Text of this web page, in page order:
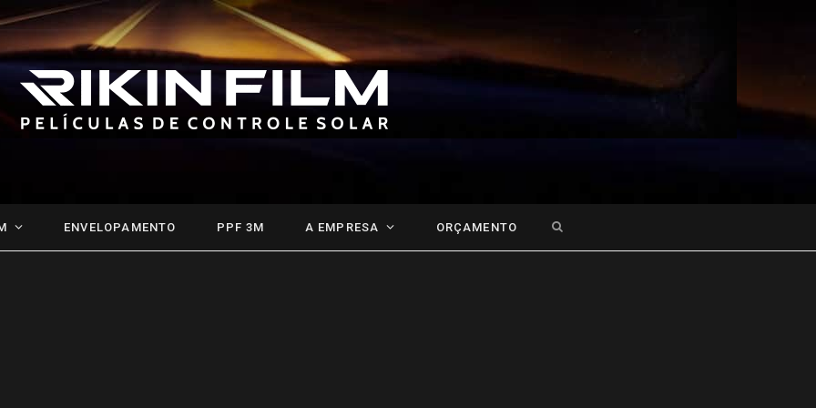
ENVELOPAMENTO PPF 3M A EMPRESA ORÇAMENTO